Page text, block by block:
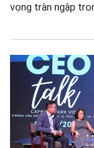
vọng tràn ngập